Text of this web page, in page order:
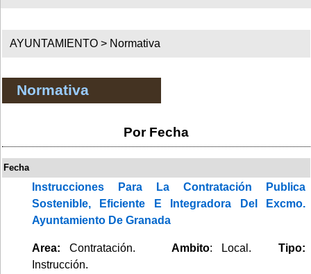
AYUNTAMIENTO > Normativa
Normativa
Por Fecha
Fecha
Instrucciones Para La Contratación Publica
Sostenible, Eficiente E Integradora Del Excmo.
Ayuntamiento De Granada
Area: Contratación. Ambito: Local. Tipo:
Instrucción.